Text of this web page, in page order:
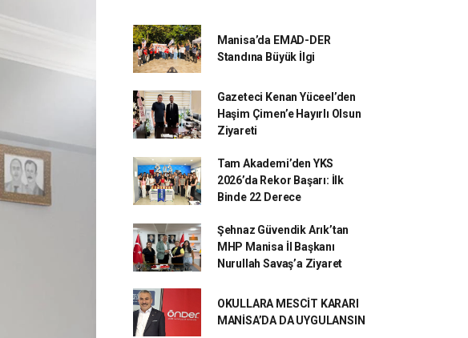
Manisa’da EMAD-DER
Standına Büyük İlgi
Gazeteci Kenan Yüceel’den
Haşim Çimen’e Hayırlı Olsun
Ziyareti
Tam Akademi’den YKS
2026’da Rekor Başarı: İlk
Binde 22 Derece
Şehnaz Güvendik Arık’tan
MHP Manisa İl Başkanı
Nurullah Savaş’a Ziyaret
OKULLARA MESCİT KARARI
MANİSA’DA DA UYGULANSIN